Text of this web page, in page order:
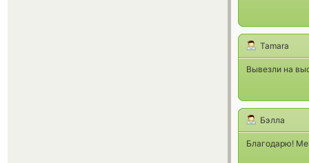
Tamara
Вывезли на
Бэлла
Благодарю!